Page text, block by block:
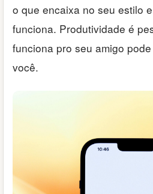
o que encaixa no seu estilo
funciona. Produtividade é
funciona pro seu amigo
você.